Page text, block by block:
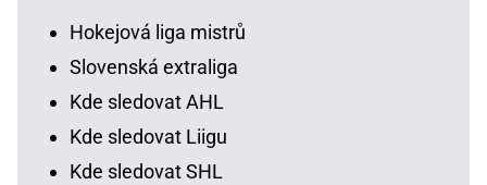
Hokejová liga mistrů
Slovenská extraliga
Kde sledovat AHL
Kde sledovat Liigu
Kde sledovat SHL